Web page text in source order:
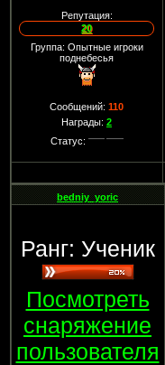
Репутация:
20
Группа: Опытные игроки
поднебесья
Сообщений: 110
Награды: 2
Статус:
bedniy_yoric
Ранг: Ученик
Посмотреть
снаряжение
пользователя